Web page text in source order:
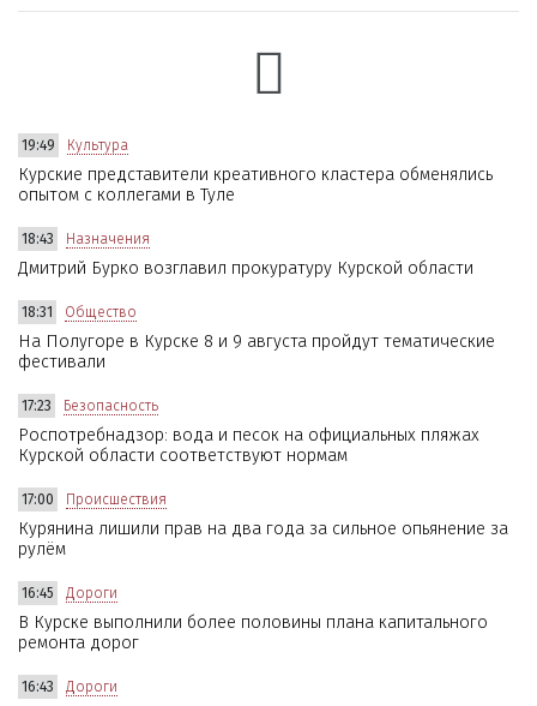
19:49 Культура
Курские представители креативного кластера обменялись
опытом с коллегами в Туле
18:43 Назначения
Дмитрий Бурко возглавил прокуратуру Курской области
18:31 Общество
На Полугоре в Курске 8 и 9 августа пройдут тематические
фестивали
17:23 Безопасность
Роспотребнадзор: вода и песок на официальных пляжах
Курской области соответствуют нормам
17:00 Происшествия
Курянина лишили прав на два года за сильное опьянение за
рулём
16:45 Дороги
В Курске выполнили более половины плана капитального
ремонта дорог
16:43 Дороги